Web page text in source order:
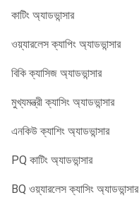
কাটিং অ্যাডভান্সার
ওয়্যারলেস ক্যাপিং অ্যাডভান্সার
বিকি ক্যাসিজ অ্যাডভান্সার
মুখ্যমন্ত্রী ক্যাসিং অ্যাডভান্সার
এনকিউ ক্যাশিং অ্যাডভান্সার
PQ কাটিং অ্যাডভান্সার
BQ ওয়্যারলেস ক্যাসিং অ্যাডভান্সার